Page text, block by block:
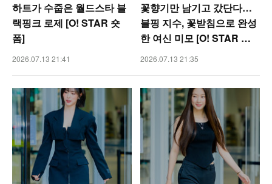
하트가 수줍은 월드스타 블
랙핑크 로제 [O! STAR 숏
폼]
2026.07.13 21:41
꽃향기만 남기고 갔단다…
블핑 지수, 꽃받침으로 완성
한 여신 미모 [O! STAR 숏
폼]
2026.07.13 21:35